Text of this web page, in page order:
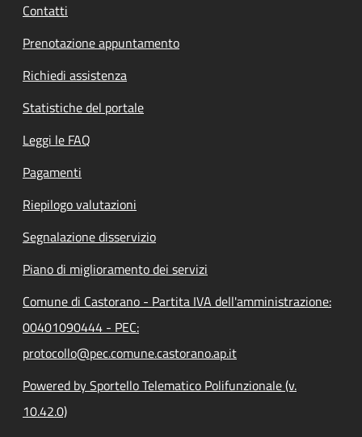
Contatti
Prenotazione appuntamento
Richiedi assistenza
Statistiche del portale
Leggi le FAQ
Pagamenti
Riepilogo valutazioni
Segnalazione disservizio
Piano di miglioramento dei servizi
Comune di Castorano - Partita IVA dell'amministrazione:
00401090444 - PEC:
protocollo@pec.comune.castorano.ap.it
Powered by Sportello Telematico Polifunzionale (v.
10.42.0)